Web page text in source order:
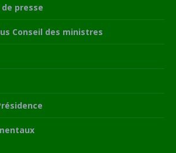
presse
Conseil des ministres